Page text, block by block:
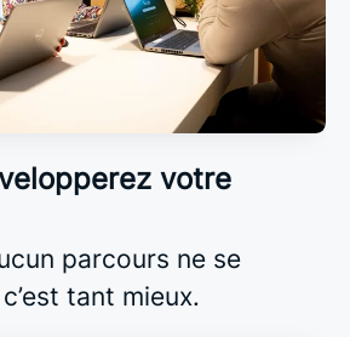
votre
parcours ne se
tant mieux.